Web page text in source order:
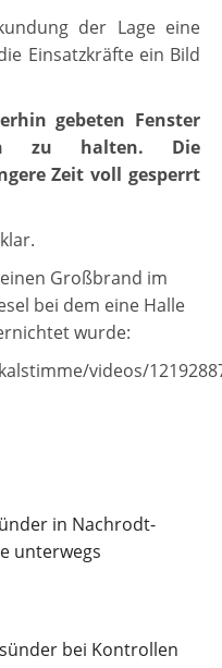
der Lage eine
Einsatzkräfte ein Bild
gebeten Fenster
zu halten. Die
Zeit voll gesperrt
Großbrand im
bei dem eine Halle
wurde:
videos/
in Nachrodt-
unterwegs
bei Kontrollen